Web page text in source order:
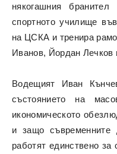
някогашния
спортното училище
на ЦСКА и тренира
Иванов, Йордан Лечков
Водещият Иван
състоянието на
икономическото
и защо съвременните
работят единствено